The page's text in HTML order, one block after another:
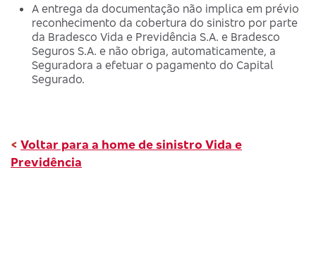
A entrega da documentação não implica em prévio
reconhecimento da cobertura do sinistro por parte
da Bradesco Vida e Previdência S.A. e Bradesco
Seguros S.A. e não obriga, automaticamente, a
Seguradora a efetuar o pagamento do Capital
Segurado.
< Voltar para a home de sinistro Vida e
Previdência